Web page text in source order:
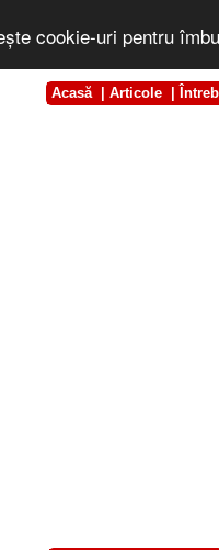
cookie-uri pentru
Acasă| Articole